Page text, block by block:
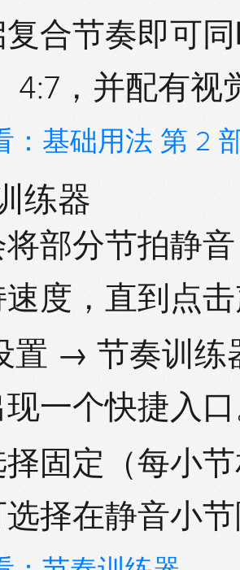
复合节奏即可
4:7，并配有视
：基础用法 第 2
练器
部分节拍静
度，直到点
置 → 节奏训练
一个快捷入
固定 （每小
择在静音小